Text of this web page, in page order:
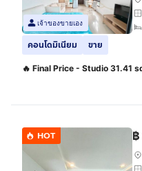
เจ้าของขายเอง
คอนโดมิเนียม ขาย
HOT ฿